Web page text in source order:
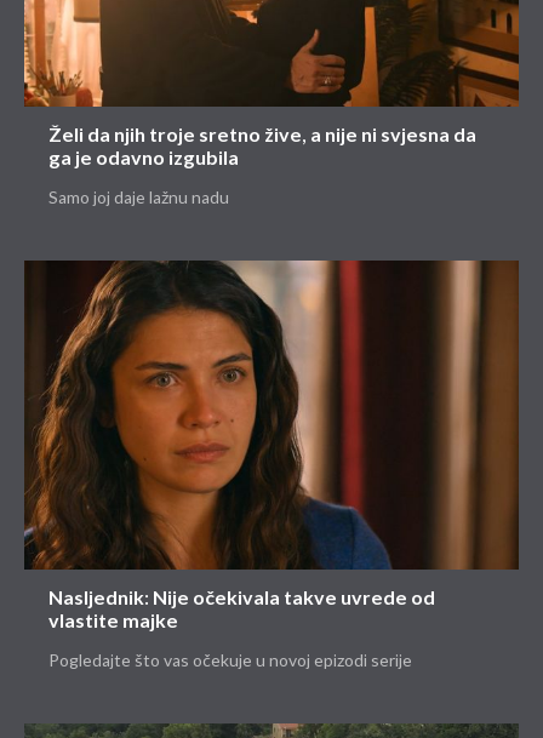
Želi da njih troje sretno žive, a nije ni svjesna da
ga je odavno izgubila
Samo joj daje lažnu nadu
Nasljednik: Nije očekivala takve uvrede od
vlastite majke
Pogledajte što vas očekuje u novoj epizodi serije